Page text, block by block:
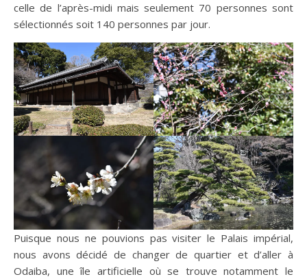
celle de l’après-midi mais seulement 70 personnes sont
sélectionnés soit 140 personnes par jour.
Puisque nous ne pouvions pas visiter le Palais impérial,
nous avons décidé de changer de quartier et d’aller à
Odaiba, une île artificielle où se trouve notamment le